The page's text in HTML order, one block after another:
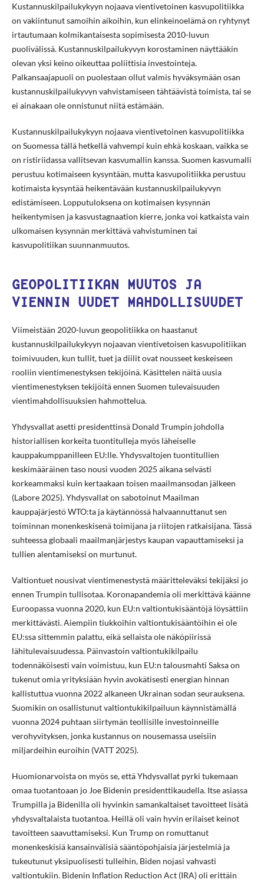
Kustannuskilpailukykyyn nojaava vientivetoinen kasvupolitiikka
on vakiintunut samoihin aikoihin, kun elinkeinoelämä on ryhtynyt
irtautumaan kolmikantaisesta sopimisesta 2010-luvun
puolivälissä. Kustannuskilpailukyvyn korostaminen näyttääkin
olevan yksi keino oikeuttaa poliittisia investointeja.
Palkansaajapuoli on puolestaan ollut valmis hyväksymään osan
kustannuskilpailukyvyn vahvistamiseen tähtäävistä toimista, tai se
ei ainakaan ole onnistunut niitä estämään.
Kustannuskilpailukykyyn nojaava vientivetoinen kasvupolitiikka
on Suomessa tällä hetkellä vahvempi kuin ehkä koskaan, vaikka se
on ristiriidassa vallitsevan kasvumallin kanssa. Suomen kasvumalli
perustuu kotimaiseen kysyntään, mutta kasvupolitiikka perustuu
kotimaista kysyntää heikentävään kustannuskilpailukyvyn
edistämiseen. Lopputuloksena on kotimaisen kysynnän
heikentymisen ja kasvustagnaation kierre, jonka voi katkaista vain
ulkomaisen kysynnän merkittävä vahvistuminen tai
kasvupolitiikan suunnanmuutos.
GEOPOLITIIKAN MUUTOS JA
VIENNIN UUDET MAHDOLLISUUDET
Viimeistään 2020-luvun geopolitiikka on haastanut
kustannuskilpailukykyyn nojaavan vientivetoisen kasvupolitiikan
toimivuuden, kun tullit, tuet ja diilit ovat nousseet keskeiseen
rooliin vientimenestyksen tekijöinä. Käsittelen näitä uusia
vientimenestyksen tekijöitä ennen Suomen tulevaisuuden
vientimahdollisuuksien hahmottelua.
Yhdysvallat asetti presidenttinsä Donald Trumpin johdolla
historiallisen korkeita tuontitulleja myös läheiselle
kauppakumppanilleen EU:lle. Yhdysvaltojen tuontitullien
keskimääräinen taso nousi vuoden 2025 aikana selvästi
korkeammaksi kuin kertaakaan toisen maailmansodan jälkeen
(Labore 2025). Yhdysvallat on sabotoinut Maailman
kauppajärjestö WTO:ta ja käytännössä halvaannuttanut sen
toiminnan monenkeskisenä toimijana ja riitojen ratkaisijana. Tässä
suhteessa globaali maailmanjärjestys kaupan vapauttamiseksi ja
tullien alentamiseksi on murtunut.
Valtiontuet nousivat vientimenestystä määritteleväksi tekijäksi jo
ennen Trumpin tullisotaa. Koronapandemia oli merkittävä käänne
Euroopassa vuonna 2020, kun EU:n valtiontukisääntöjä löysättiin
merkittävästi. Aiempiin tiukkoihin valtiontukisääntöihin ei ole
EU:ssa sittemmin palattu, eikä sellaista ole näköpiirissä
lähitulevaisuudessa. Päinvastoin valtiontukikilpailu
todennäköisesti vain voimistuu, kun EU:n talousmahti Saksa on
tukenut omia yrityksiään hyvin avokätisesti energian hinnan
kallistuttua vuonna 2022 alkaneen Ukrainan sodan seurauksena.
Suomikin on osallistunut valtiontukikilpailuun käynnistämällä
vuonna 2024 puhtaan siirtymän teollisille investoinneille
verohyvityksen, jonka kustannus on nousemassa useisiin
miljardeihin euroihin (VATT 2025).
Huomionarvoista on myös se, että Yhdysvallat pyrki tukemaan
omaa tuotantoaan jo Joe Bidenin presidenttikaudella. Itse asiassa
Trumpilla ja Bidenilla oli hyvinkin samankaltaiset tavoitteet lisätä
yhdysvaltalaista tuotantoa. Heillä oli vain hyvin erilaiset keinot
tavoitteen saavuttamiseksi. Kun Trump on romuttanut
monenkeskisiä kansainvälisiä sääntöpohjaisia järjestelmiä ja
tukeutunut yksipuolisesti tulleihin, Biden nojasi vahvasti
valtiontukiin. Bidenin Inflation Reduction Act (IRA) oli erittäin